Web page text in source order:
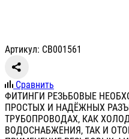
Артикул: СВ001561
Сравнить
ФИТИНГИ РЕЗЬБОВЫЕ
ПРОСТЫХ И НАДЁЖНЫХ
ТРУБОПРОВОДАХ, КАК
ВОДОСНАБЖЕНИЯ, ТАК И